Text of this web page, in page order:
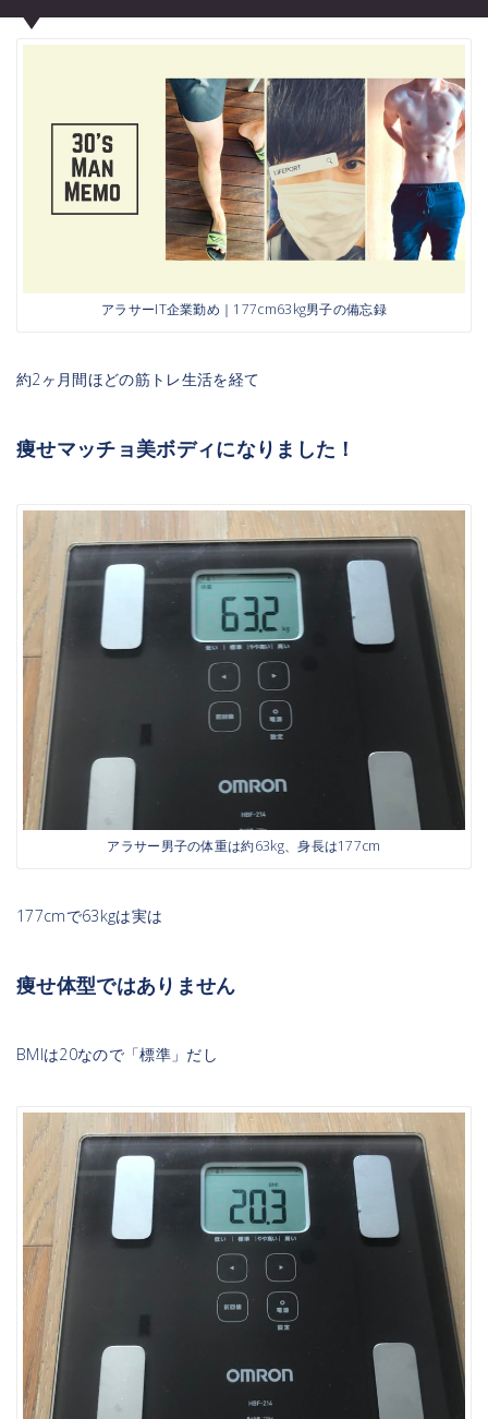
アラサーIT企業勤め｜177cm63kg男子の備忘録
約2ヶ月間ほどの筋トレ生活を経て
痩せマッチョ美ボディになりました！
アラサー男子の体重は約63kg、身長は177cm
177cmで63kgは実は
痩せ体型ではありません
BMIは20なので「標準」だし